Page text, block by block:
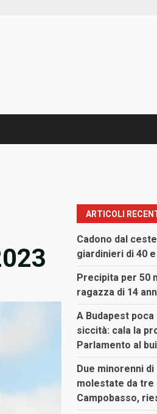
ARTICOLI
Cadono dal
giardinieri di 40
Precipita per 50
ragazza di 14
A Budapest
siccità: cala la
Parlamento al
Due minorenni
molestate da tre
Campobasso,